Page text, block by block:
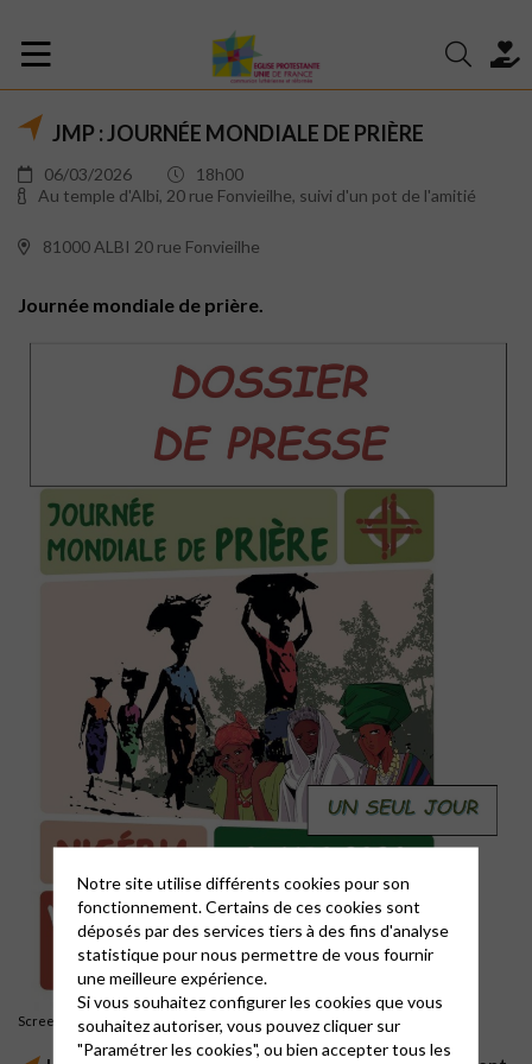
JMP : JOURNÉE MONDIALE DE PRIÈRE
06/03/2026
18h00
Au temple d'Albi, 20 rue Fonvieilhe, suivi d'un pot de l'amitié
81000 ALBI 20 rue Fonvieilhe
Journée mondiale de prière.
Screenshot
Notre site utilise différents cookies pour son
fonctionnement. Certains de ces cookies sont
déposés par des services tiers à des fins d'analyse
statistique pour nous permettre de vous fournir
une meilleure expérience.
Si vous souhaitez configurer les cookies que vous
souhaitez autoriser, vous pouvez cliquer sur
"Paramétrer les cookies", ou bien accepter tous les